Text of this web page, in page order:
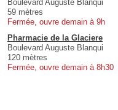
Boulevard Auguste Blanqui
59 mètres
Fermée, ouvre demain à 9h
Pharmacie de la Glaciere
Boulevard Auguste Blanqui
120 mètres
Fermée, ouvre demain à 8h30